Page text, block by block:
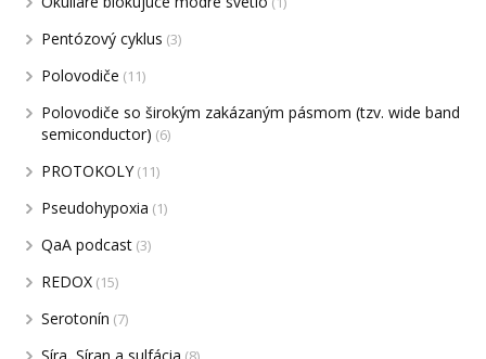
Pentózový cyklus (3)
Polovodiče (11)
Polovodiče so širokým zakázaným pásmom (tzv. wide band
semiconductor) (6)
PROTOKOLY(11)
Pseudohypoxia (1)
QaA podcast (3)
REDOX (15)
Serotonín (7)